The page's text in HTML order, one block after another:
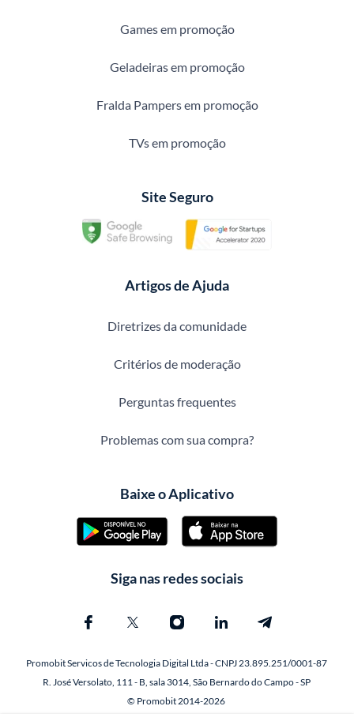
Games em promoção
Geladeiras em promoção
Fralda Pampers em promoção
TVs em promoção
Site Seguro
Artigos de Ajuda
Diretrizes da comunidade
Critérios de moderação
Perguntas frequentes
Problemas com sua compra?
Baixe o Aplicativo
Siga nas redes sociais
Promobit Servicos de Tecnologia Digital Ltda - CNPJ 23.895.251/0001-87
R. José Versolato, 111 - B, sala 3014, São Bernardo do Campo - SP
© Promobit 2014-2026